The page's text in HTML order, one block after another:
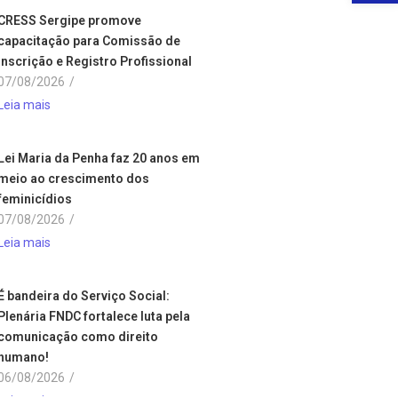
Sergipe promove
para Comissão de
e Registro Profissional
08/2026 /
mais
Maria da Penha faz 20 anos em
ao crescimento dos
08/2026 /
mais
bandeira do Serviço Social:
FNDC fortalece luta pela
como direito
08/2026 /